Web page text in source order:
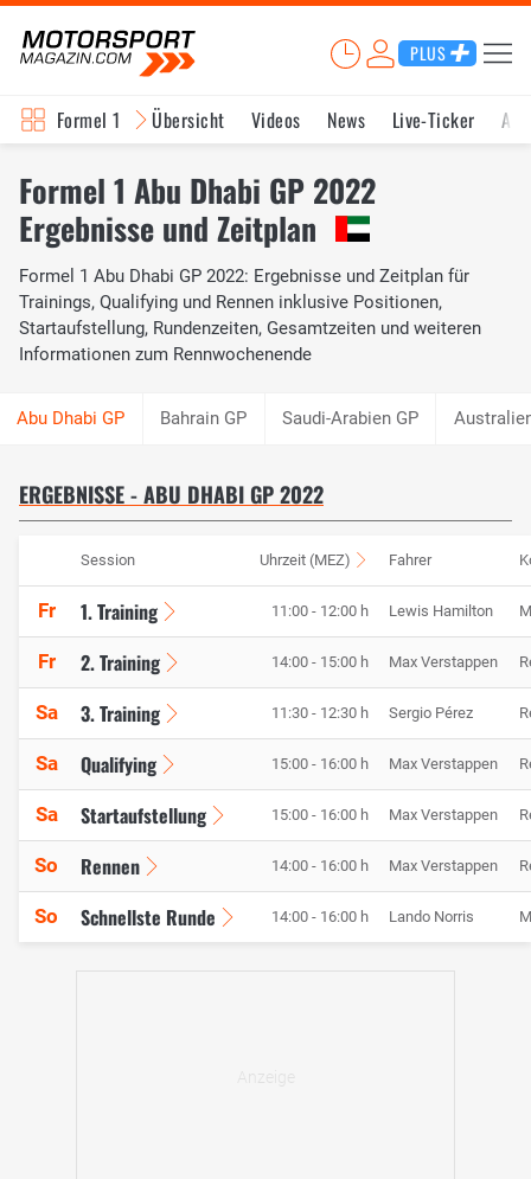
PLUS
Formel 1 Übersicht Videos News Live-Ticker
Formel 1 Abu Dhabi GP 2022
Ergebnisse und Zeitplan
Formel 1 Abu Dhabi GP 2022: Ergebnisse und Zeitplan für
Trainings, Qualifying und Rennen inklusive Positionen,
Startaufstellung, Rundenzeiten, Gesamtzeiten und weiteren
Informationen zum Rennwochenende
Bahrain GP Saudi-Arabien GP
ERGEBNISSE - ABU DHABI GP 2022
Session Uhrzeit (MEZ) Fahrer
Fr 1. Training 11:00 - 12:00 h Lewis Hamilton
Fr 2. Training 14:00 - 15:00 h Max Verstappen
Sa 3. Training 11:30 - 12:30 h Sergio Pérez
Sa Qualifying 15:00 - 16:00 h Max Verstappen
Sa Startaufstellung 15:00 - 16:00 h Max Verstappen
So Rennen 14:00 - 16:00 h Max Verstappen
So Schnellste Runde 14:00 - 16:00 h Lando Norris